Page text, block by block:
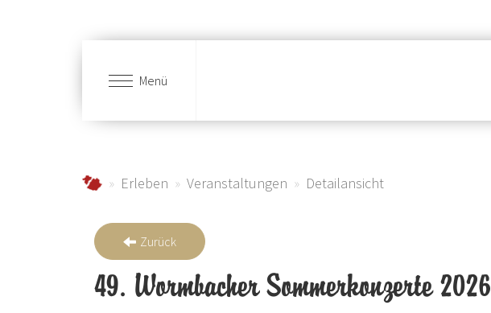
Menü
schmallenberger-sauerland.de
Erleben Veranstaltungen Detailansicht
Zurück
49. Wormbacher Sommerkonzerte 2026